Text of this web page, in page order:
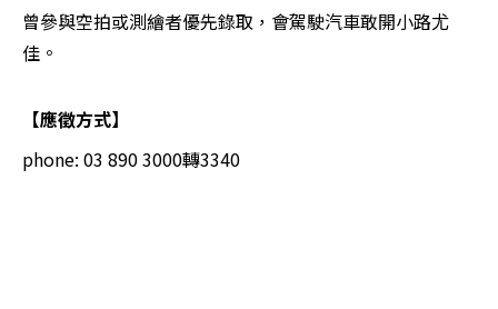
曾參與空拍或測繪者優先錄取，會駕駛汽車敢開小路尤
佳。
【應徵方式】
phone: 03 890 3000轉3340